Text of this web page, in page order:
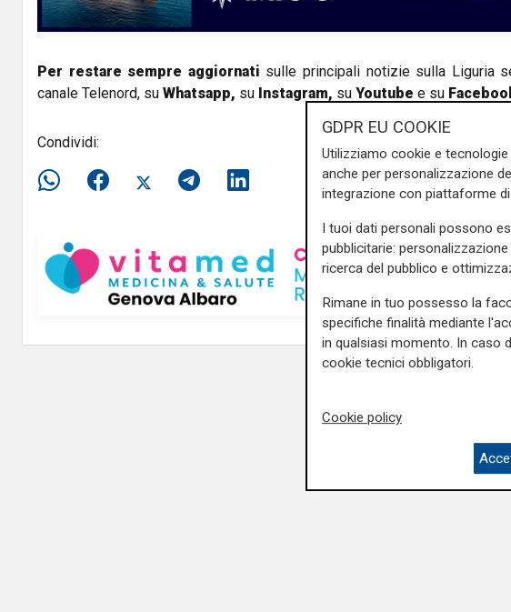
e
o
Per restare sempre aggiornati sulle principali notizie sulla Liguria
canale Telenord, su Whatsapp, su Instagram, su Youtube e su
Condividi:
GDPR EU COOKIE
Utilizziamo cookie e
anche per personalizzazione
integrazione con piattaforme
I tuoi dati personali possono
pubblicitarie:
ricerca del pubblico e
Rimane in tuo possesso la
specifiche finalità mediante
in qualsiasi momento. In caso
cookie tecnici obbligatori.
Cookie policy